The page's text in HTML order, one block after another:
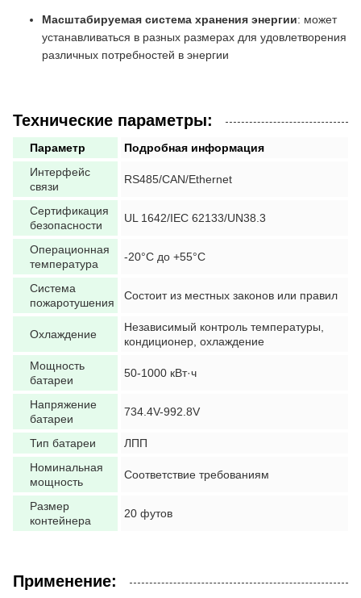
Масштабируемая система хранения энергии: может
устанавливаться в разных размерах для удовлетворения
различных потребностей в энергии
Технические параметры:
Параметр
Подробная информация
Интерфейс
связи
RS485/CAN/Ethernet
Сертификация
безопасности
UL 1642/IEC 62133/UN38.3
Операционная
температура
-20°C до +55°C
Система
пожаротушения
Состоит из местных законов или правил
Охлаждение
Независимый контроль температуры,
кондиционер, охлаждение
Мощность
батареи
50-1000 кВт·ч
Напряжение
батареи
734.4V-992.8V
Тип батареи
ЛПП
Номинальная
мощность
Соответствие требованиям
Размер
контейнера
20 футов
Применение: